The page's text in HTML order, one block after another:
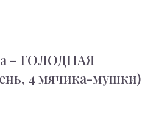
– ГОЛОДНАЯ
4 мячика-мушки)